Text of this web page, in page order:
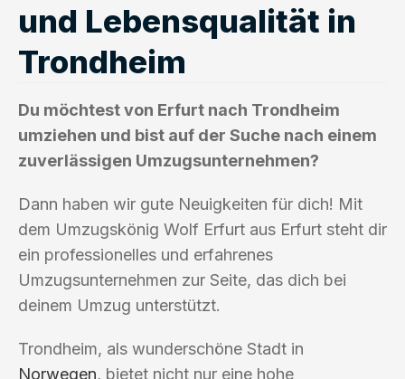
und Lebensqualität in
Trondheim
Du möchtest von Erfurt nach Trondheim
umziehen und bist auf der Suche nach einem
zuverlässigen Umzugsunternehmen?
Dann haben wir gute Neuigkeiten für dich! Mit
dem Umzugskönig Wolf Erfurt aus Erfurt steht dir
ein professionelles und erfahrenes
Umzugsunternehmen zur Seite, das dich bei
deinem Umzug unterstützt.
Trondheim, als wunderschöne Stadt in
Norwegen, bietet nicht nur eine hohe